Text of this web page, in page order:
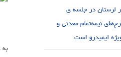
لرستان در جلسه ی
نیمه‌تمام معدنی و
ایمیدرو است